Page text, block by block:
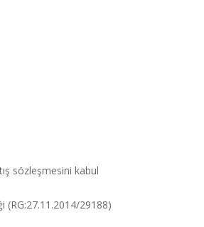
sözleşmesini kabul
(RG:27.11.2014/29188)